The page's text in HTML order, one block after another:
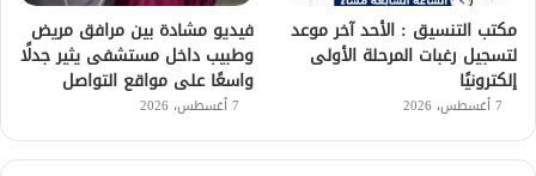
مكتب التنسيق : الأحد آخر موعد
لتسجيل رغبات المرحلة الأولى
إلكترونيًا
7 أغسطس، 2026
فيديو مشادة بين مرافق مريض
وطبيب داخل مستشفى يثير جدلًا
واسعًا على مواقع التواصل
7 أغسطس، 2026